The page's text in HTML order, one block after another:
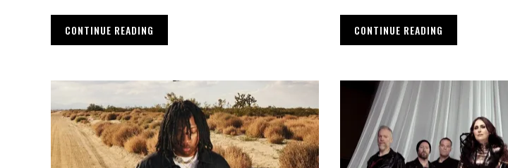
CONTINUE READING CONTINUE READING